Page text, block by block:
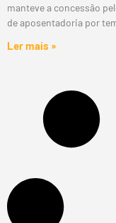
manteve a concessão
de aposentadoria por
Ler mais »